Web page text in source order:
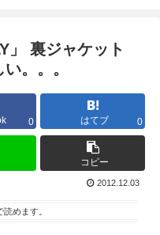
」 裏ジャケット
。。。
0 はてブ 0
コピー
2012.12.03
読めます。